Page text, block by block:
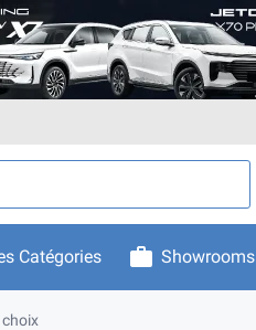
Catégories Showrooms